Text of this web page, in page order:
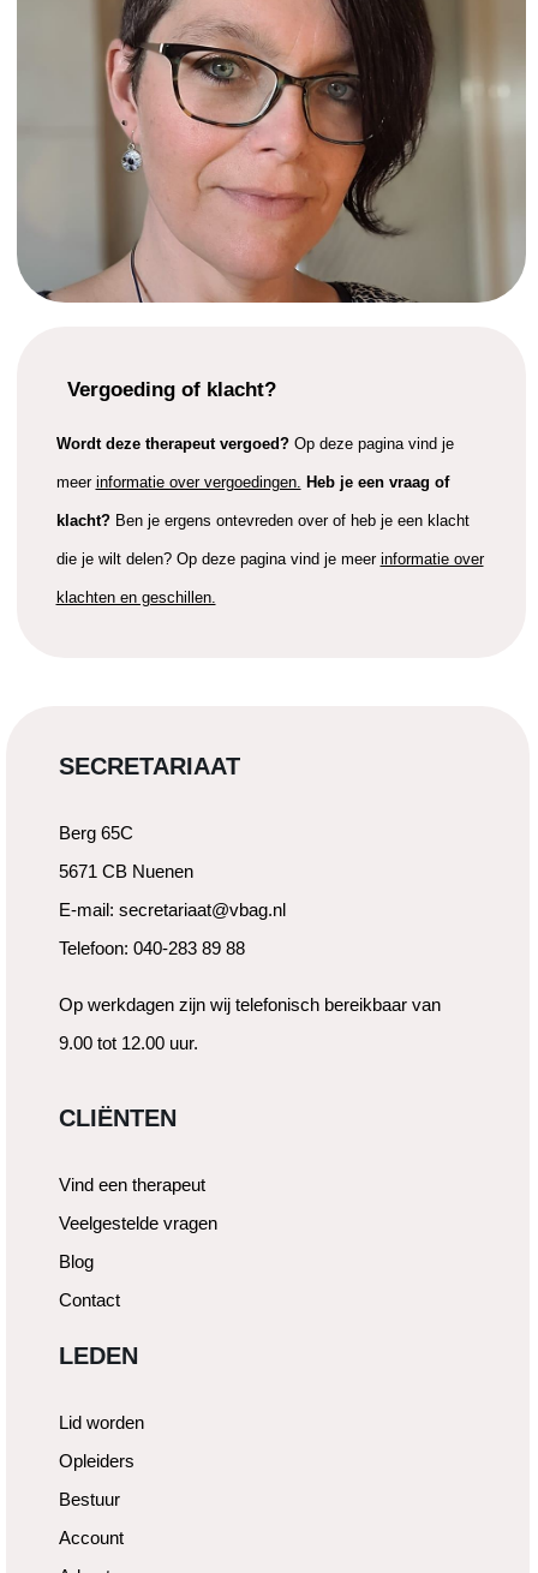
Vergoeding of klacht?
Wordt deze therapeut vergoed?Op deze pagina vind je
meer informatie over vergoedingen. Heb je een vraag of
klacht? Ben je ergens ontevreden over of heb je een klacht
die je wilt delen? Op deze pagina vind je meer informatie over
klachten en geschillen.
SECRETARIAAT
Berg 65C
5671 CB Nuenen
E-mail: secretariaat@vbag.nl
Telefoon: 040-283 89 88
Op werkdagen zijn wij telefonisch bereikbaar van
9.00 tot 12.00 uur.
CLIËNTEN
Vind een therapeut
Veelgestelde vragen
Blog
Contact
LEDEN
Lid worden
Opleiders
Bestuur
Account